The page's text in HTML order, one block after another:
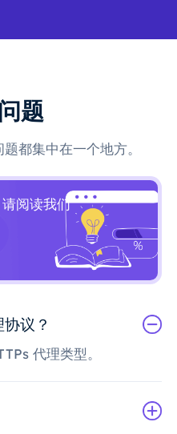
题
都集中在一个地方。
阅读我们
议？
代理类型。